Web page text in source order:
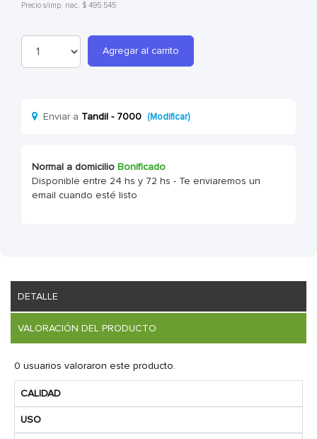
Precio s/imp. nac. $ 495.545
Agregar al carrito
Enviar a Tandil - 7000 (Modificar)
Normal a domicilio Bonificado
Disponible entre 24 hs y 72 hs - Te enviaremos un
email cuando esté listo
DETALLE
VALORACIÓN DEL PRODUCTO
0 usuarios valoraron este producto.
CALIDAD
USO